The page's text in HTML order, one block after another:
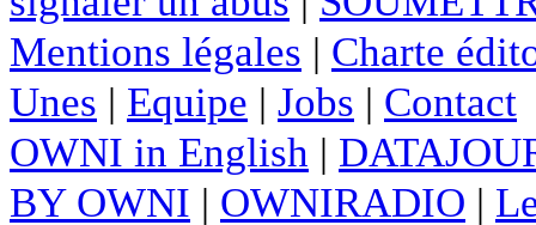
Mentions légales | Charte
Unes | Equipe | Jobs | Contact
OWNI in English |
BY OWNI | OWNIRADIO |